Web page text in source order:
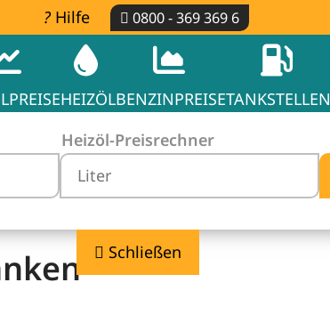
Hilfe 0800 - 369 369 6
HEIZÖLBENZINPREISETANKSTELLEN
Heizöl-Preisrechner
Schließen